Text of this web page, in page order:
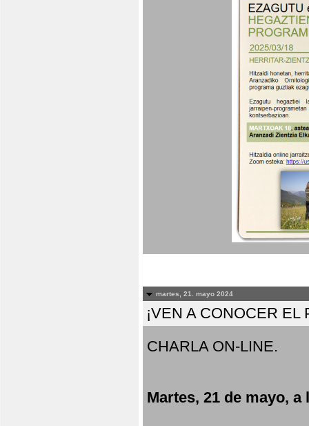
martes, 21. mayo 2024
¡VEN A CONOCER
CHARLA ON-LINE.
Martes, 21 de mayo, a